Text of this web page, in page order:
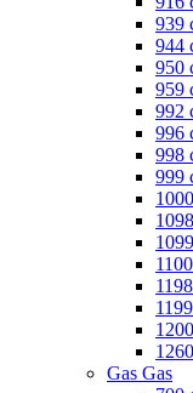
939
944
950
959
992
996
998
999
Gas Gas